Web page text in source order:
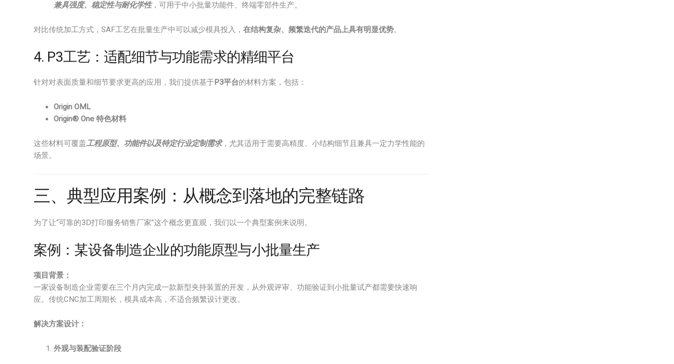
兼具强度、稳定性与耐化学性，可用于中小批量功能件、终端零部件生产。
对比传统加工方式，SAF工艺在批量生产中可以减少模具投入， 在结构复杂、频繁迭代的产品上具有明显优势。
4. P3工艺：适配细节与功能需求的精细平台
针对对表面质量和细节要求更高的应用，我们提供基于P3平台的材料方案，包括：
Origin OML
Origin® One 特色材料
这些材料可覆盖工程原型、功能件以及特定行业定制需求，尤其适用于需要高精度、小结构细节且兼具一定力学性能的
场景。
三、典型应用案例：从概念到落地的完整链路
为了让“可靠的3D打印服务销售厂家”这个概念更直观，我们以一个典型案例来说明。
案例：某设备制造企业的功能原型与小批量生产
项目背景：
一家设备制造企业需要在三个月内完成一款新型夹持装置的开发，从外观评审、功能验证到小批量试产都需要快速响
应。传统CNC加工周期长，模具成本高，不适合频繁设计更改。
解决方案设计：
外观与装配验证阶段